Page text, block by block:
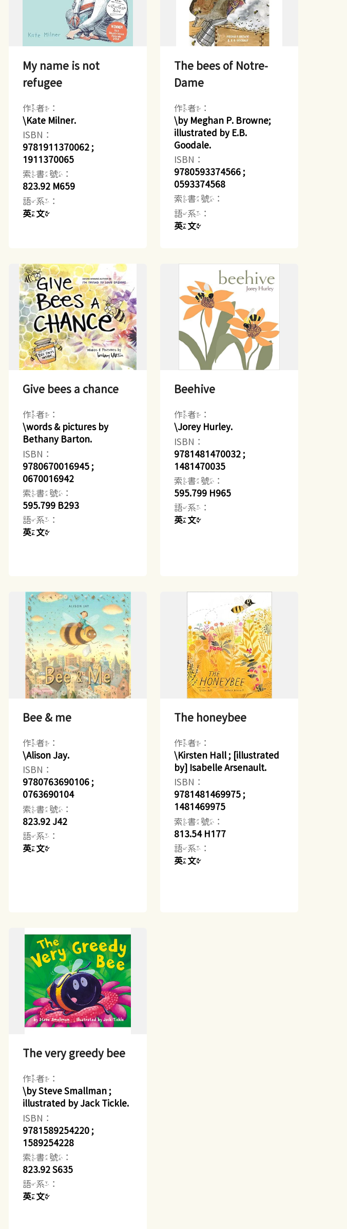
My name is not
refugee
作者：
\Kate Milner.
ISBN：
9781911370062 ;
1911370065
索書號：
823.92 M659
語系：
英文
The bees of Notre-
Dame
作者：
\by Meghan P. Browne;
illustrated by E.B.
Goodale.
ISBN：
9780593374566 ;
0593374568
索書號：
語系：
英文
Give bees a chance
作者：
\words & pictures by
Bethany Barton.
ISBN：
9780670016945 ;
0670016942
索書號：
595.799 B293
語系：
英文
Beehive
作者：
\Jorey Hurley.
ISBN：
9781481470032 ;
1481470035
索書號：
595.799 H965
語系：
英文
Bee & me
作者：
\Alison Jay.
ISBN：
9780763690106 ;
0763690104
索書號：
823.92 J42
語系：
英文
The honeybee
作者：
\Kirsten Hall ; [illustrated
by] Isabelle Arsenault.
ISBN：
9781481469975 ;
1481469975
索書號：
813.54 H177
語系：
英文
The very greedy bee
作者：
\by Steve Smallman ;
illustrated by Jack Tickle.
ISBN：
9781589254220 ;
1589254228
索書號：
823.92 S635
語系：
英文